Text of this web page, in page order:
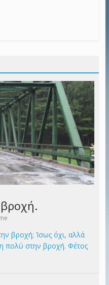
βροχή; Ίσως όχι, αλλά
πολύ στην βροχή. Φέτος